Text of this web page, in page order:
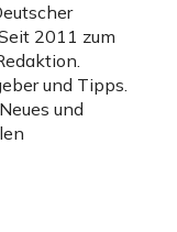
2011 zum
und Tipps.
und